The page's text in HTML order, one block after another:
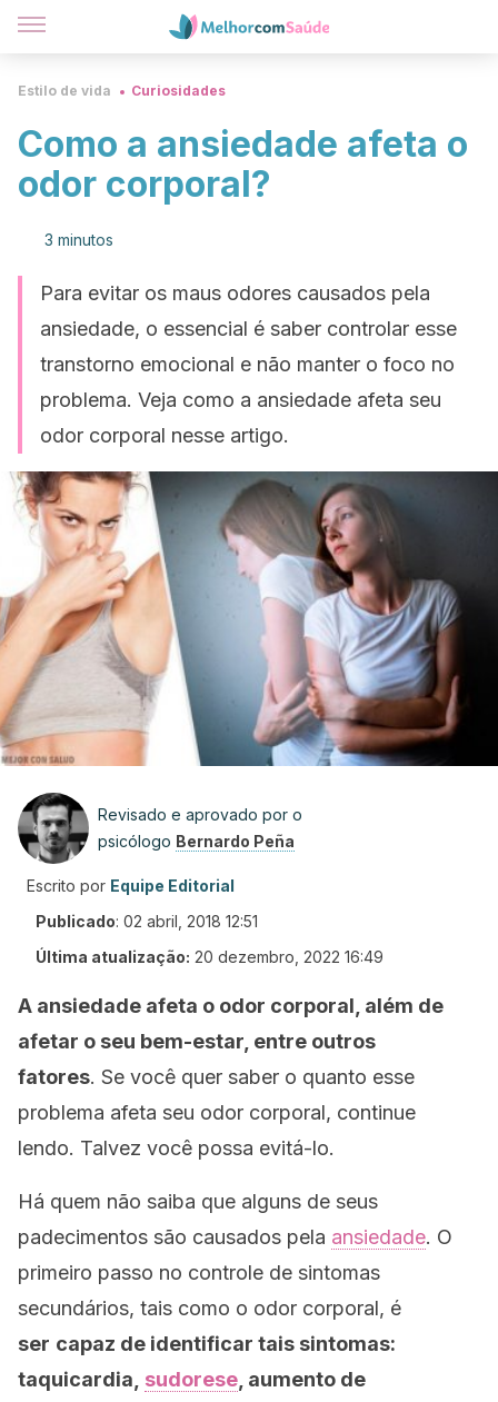
Estilo de vida Curiosidades
Como a ansiedade afeta o
odor corporal?
3 minutos
Para evitar os maus odores causados ​​pela
ansiedade, o essencial é saber controlar esse
transtorno emocional e não manter o foco no
problema. Veja como a ansiedade afeta seu
odor corporal nesse artigo.
Revisado e aprovado por o
psicólogo Bernardo Peña
Escrito por Equipe Editorial
Publicado: 02 abril, 2018 12:51
Última atualização: 20 dezembro, 2022 16:49
A ansiedade afeta o odor corporal, além de
afetar o seu bem-estar, entre outros
fatores. Se você quer saber o quanto esse
problema afeta seu odor corporal, continue
lendo. Talvez você possa evitá-lo.
Há quem não saiba que alguns de seus
padecimentos são causados ​​pela ansiedade. O
primeiro passo no controle de sintomas
secundários, tais como o odor corporal, é
ser capaz de identificar tais sintomas:
taquicardia, sudorese , aumento de